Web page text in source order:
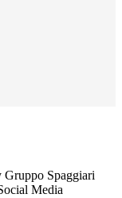
Gruppo Spaggiari
Media